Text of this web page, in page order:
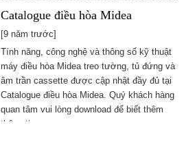
Catalogue điều hòa Midea
[9 năm trước]
Tính năng, công nghệ và thông số kỹ thuật
máy điều hòa Midea treo tường, tủ đứng và
âm trần cassette được cập nhật đầy đủ tại
Catalogue điều hòa Midea. Quý khách hàng
quan tâm vui lòng download để biết thêm
thông tin